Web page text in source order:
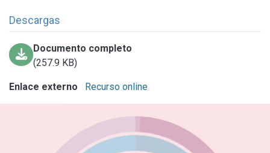
Descargas
Documento completo
(257.9 KB)
Enlace externo Recurso online